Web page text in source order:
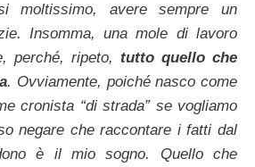
moltissimo, avere sempre un
Insomma, una mole di lavoro
perché, ripeto, tutto quello che
. Ovviamente, poiché nasco come
cronista “di strada” se vogliamo
negare che raccontare i fatti dal
è il mio sogno. Quello che